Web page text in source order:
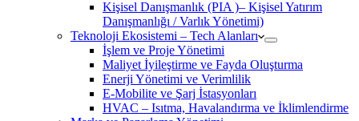
Kişisel Danışmanlık (PIA )– Kişisel Yatırım
Danışmanlığı / Varlık Yönetimi)
Teknoloji Ekosistemi – Tech Alanları
İşlem ve Proje Yönetimi
Maliyet İyileştirme ve Fayda Oluşturma
Enerji Yönetimi ve Verimlilik
E-Mobilite ve Şarj İstasyonları
HVAC – Isıtma, Havalandırma ve İklimlendirme